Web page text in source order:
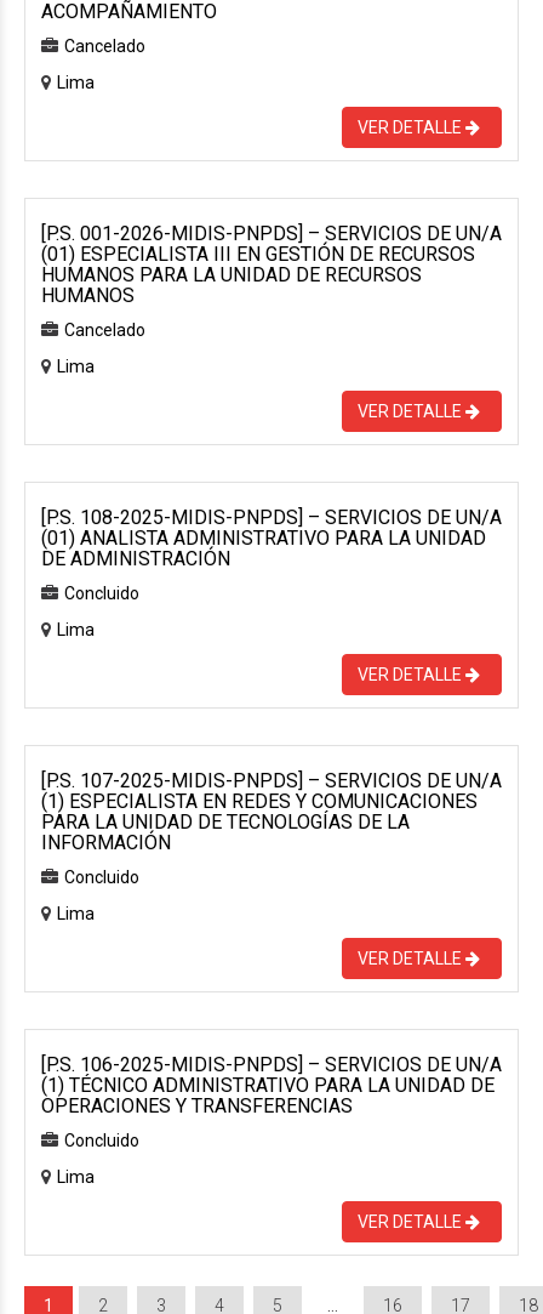
ACOMPAÑAMIENTO
Cancelado
Lima
VER DETALLE
[P.S. 001-2026-MIDIS-PNPDS] – SERVICIOS DE UN/A
(01) ESPECIALISTA III EN GESTIÓN DE RECURSOS
HUMANOS PARA LA UNIDAD DE RECURSOS
HUMANOS
Cancelado
Lima
VER DETALLE
[P.S. 108-2025-MIDIS-PNPDS] – SERVICIOS DE UN/A
(01) ANALISTA ADMINISTRATIVO PARA LA UNIDAD
DE ADMINISTRACIÓN
Concluido
Lima
VER DETALLE
[P.S. 107-2025-MIDIS-PNPDS] – SERVICIOS DE UN/A
(1) ESPECIALISTA EN REDES Y COMUNICACIONES
PARA LA UNIDAD DE TECNOLOGÍAS DE LA
INFORMACIÓN
Concluido
Lima
VER DETALLE
[P.S. 106-2025-MIDIS-PNPDS] – SERVICIOS DE UN/A
(1) TÉCNICO ADMINISTRATIVO PARA LA UNIDAD DE
OPERACIONES Y TRANSFERENCIAS
Concluido
Lima
VER DETALLE
1 2 3 4 5 16 17 18